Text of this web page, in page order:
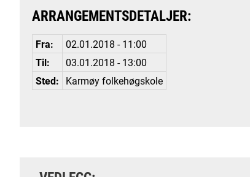
ARRANGEMENTSDETALJER:
Fra:
02.01.2018 - 11:00
Til:
03.01.2018 - 13:00
Sted:
Karmøy folkehøgskole